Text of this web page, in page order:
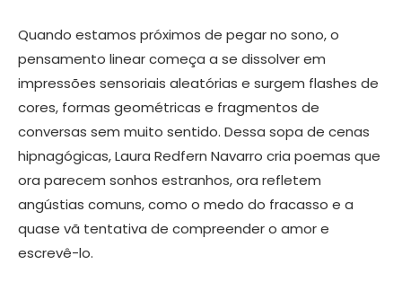
Quando estamos próximos de pegar no sono, o
pensamento linear começa a se dissolver em
impressões sensoriais aleatórias e surgem flashes de
cores, formas geométricas e fragmentos de
conversas sem muito sentido. Dessa sopa de cenas
hipnagógicas, Laura Redfern Navarro cria poemas que
ora parecem sonhos estranhos, ora refletem
angústias comuns, como o medo do fracasso e a
quase vã tentativa de compreender o amor e
escrevê-lo.